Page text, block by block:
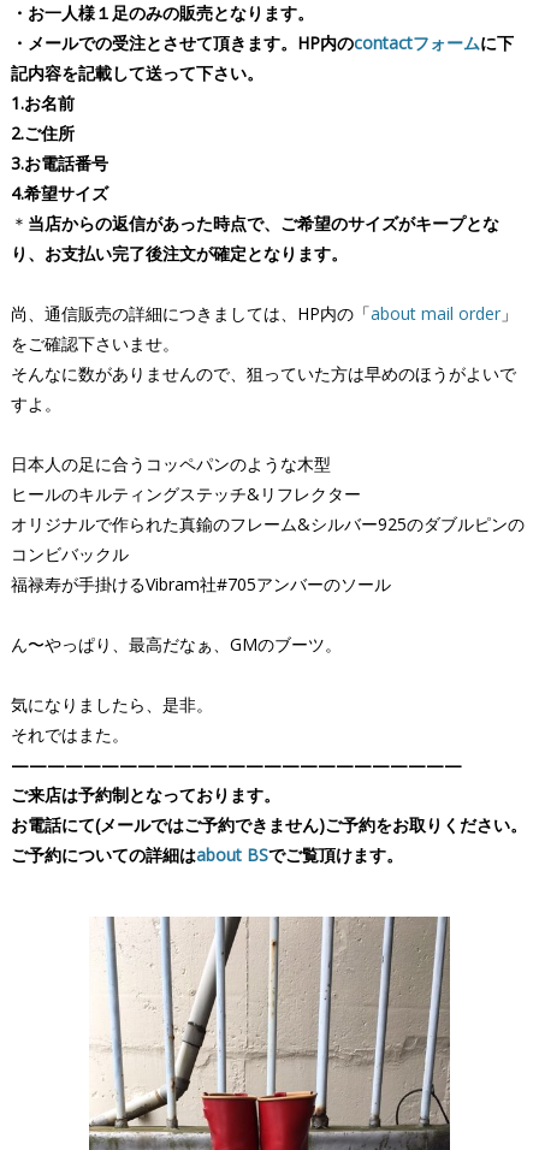
・お一人様１足のみの販売となります。
・メールでの受注とさせて頂きます。 HP内のcontactフォームに下
記内容を記載して送って下さい。
1.お名前
2.ご住所
3.お電話番号
4.希望サイズ
＊ 当店からの返信があった時点で、ご希望のサイズがキープとな
り、 お支払い完了後注文が確定となります。
尚、通信販売の詳細につきましては、HP内の「about mail order」
をご確認下さいませ。
そんなに数がありませんので、狙っていた方は早めのほうがよいで
すよ。
日本人の足に合うコッペパンのような木型
ヒールのキルティングステッチ&リフレクター
オリジナルで作られた真鍮のフレーム&シルバー925のダブルピンの
コンビバックル
福禄寿が手掛けるVibram社#705アンバーのソール
ん〜やっぱり、最高だなぁ、GMのブーツ。
気になりましたら、是非。
それではまた。
—————————————————————————
ご来店は予約制となっております。
お電話にて(メールではご予約できません)ご予約をお取りください。
ご予約についての詳細はabout BSでご覧頂けます。